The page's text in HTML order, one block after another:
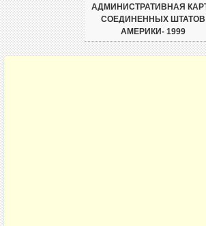
АДМИНИСТРАТИВНАЯ
СОЕДИНЕННЫХ ШТАТОВ
АМЕРИКИ- 1999